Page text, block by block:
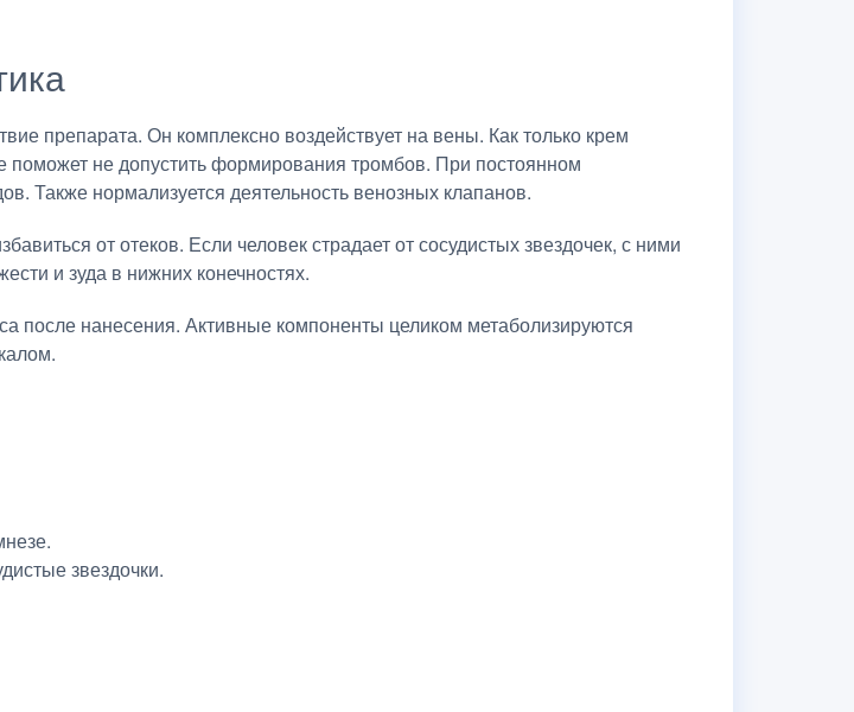
препарата. Он комплексно воздействует на вены. Как только крем
поможет не допустить формирования тромбов. При постоянном
Также нормализуется деятельность венозных клапанов.
от отеков. Если человек страдает от сосудистых звездочек, с ними
и зуда в нижних конечностях.
после нанесения. Активные компоненты целиком метаболизируются
звездочки.